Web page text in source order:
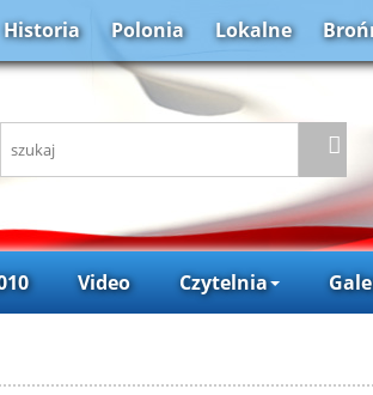
Historia Polonia Lokalne
Video Czytelnia